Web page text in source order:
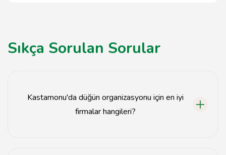
Sıkça Sorulan Sorular
Kastamonu'da düğün organizasyonu için en iyi
firmalar hangileri?